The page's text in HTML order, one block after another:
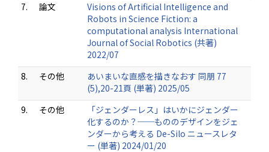
7. 論文
Visions of Artificial Intelligence and
Robots in Science Fiction: a
computational analysis International
Journal of Social Robotics (共著)
2022/07
8.
その他
あいまいな直感を描きなおす 同朋 77
(5),20-21頁 (単著) 2025/05
9.
その他
「ジェンダーレス」はいかにジェンダー
化するのか？──もののデザインをジェ
ンダーから考える De-Silo ニュースレタ
ー (単著) 2024/01/20